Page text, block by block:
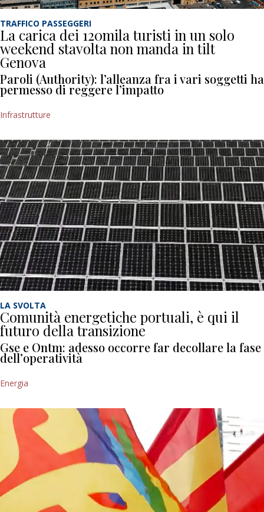
TRAFFICO PASSEGGERI
La carica dei 120mila turisti in un solo
weekend stavolta non manda in tilt
Genova
Paroli (Authority): l’alleanza fra i vari soggetti ha
permesso di reggere l’impatto
Infrastrutture
LA SVOLTA
Comunità energetiche portuali, è qui il
futuro della transizione
Gse e Ontm: adesso occorre far decollare la fase
dell’operatività
Energia